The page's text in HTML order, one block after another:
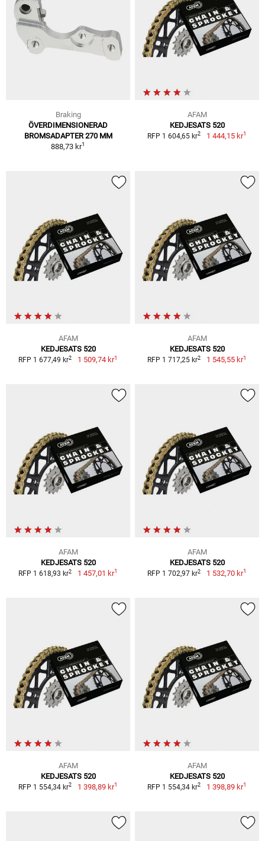
Braking
ÖVERDIMENSIONERAD
BROMSADAPTER 270 MM
888,73 kr1
AFAM
KEDJESATS 520
RFP 1 604,65 kr2 1 444,15 kr1
AFAM
KEDJESATS 520
RFP 1 677,49 kr2 1 509,74 kr1
AFAM
KEDJESATS 520
RFP 1 717,25 kr2 1 545,55 kr1
AFAM
KEDJESATS 520
RFP 1 618,93 kr2 1 457,01 kr1
AFAM
KEDJESATS 520
RFP 1 702,97 kr2 1 532,70 kr1
AFAM
KEDJESATS 520
RFP 1 554,34 kr2 1 398,89 kr1
AFAM
KEDJESATS 520
RFP 1 554,34 kr2 1 398,89 kr1